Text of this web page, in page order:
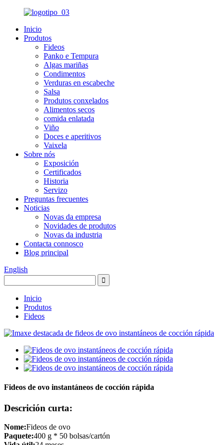
Inicio
Produtos
Fideos
Panko e Tempura
Algas mariñas
Condimentos
Verduras en escabeche
Salsa
Produtos conxelados
Alimentos secos
comida enlatada
Viño
Doces e aperitivos
Vaixela
Sobre nós
Exposición
Certificados
Historia
Servizo
Preguntas frecuentes
Noticias
Novas da empresa
Novidades de produtos
Novas da industria
Contacta connosco
Blog principal
English
Inicio
Produtos
Fideos
Fideos de ovo instantáneos de cocción rápida
Descrición curta:
Nome:Fideos de ovo
Paquete:400 g * 50 bolsas/cartón